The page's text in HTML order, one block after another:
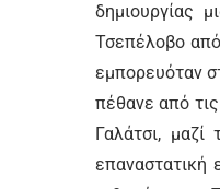
δημιουργίας
Τσεπέλοβο
εμπορευόταν
πέθανε από
Γαλάτσι,
επαναστατική